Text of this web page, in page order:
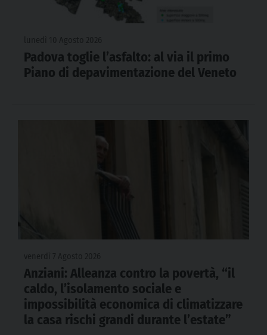
Padova toglie l’asfalto: al via il primo
Piano di depavimentazione del Veneto
Anziani: Alleanza contro la povertà, “il
caldo, l’isolamento sociale e
impossibilità economica di climatizzare
la casa rischi grandi durante l’estate”